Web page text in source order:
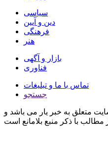
سیاسی
دین و آیین
فرهنگی
هنر
بازار و آگهی
فناوری
تماس با ما و تبلیغات
جستجو
متعلق به خبر یار می باشد و